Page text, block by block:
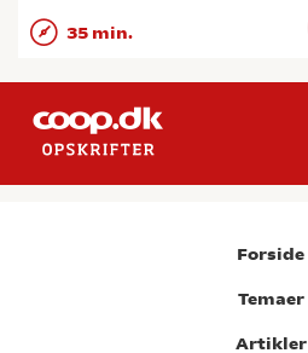
35 min.
Forside
Temaer
Artikler